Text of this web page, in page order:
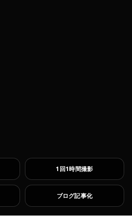
1回1時間撮影
ブログ記事化